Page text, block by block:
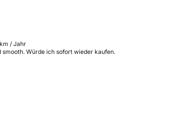
/ Jahr
Würde ich sofort wieder kaufen.